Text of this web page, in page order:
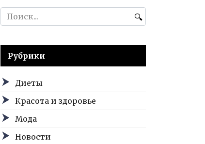
Search
for:
Рубрики
Диеты
Красота и здоровье
Мода
Новости